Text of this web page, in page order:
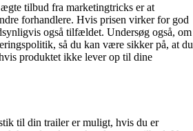
tilbud fra marketingtricks er at
forhandlere. Hvis prisen virker for god
også tilfældet. Undersøg også, om
så du kan være sikker på, at du
produktet ikke lever op til dine
til din trailer er muligt, hvis du er